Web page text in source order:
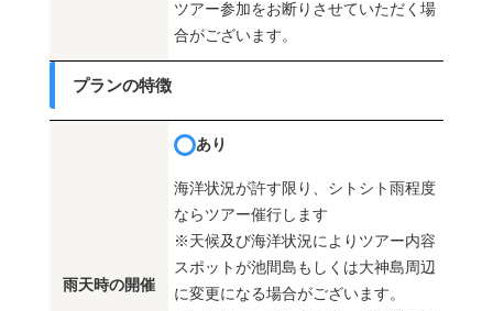
ツアー参加をお断りさせていただく場
合がございます。
プランの特徴
雨天時の開催
あり
海洋状況が許す限り、シトシト雨程度
ならツアー催行します
※天候及び海洋状況によりツアー内容
スポットが池間島もしくは大神島周辺
に変更になる場合がございます。